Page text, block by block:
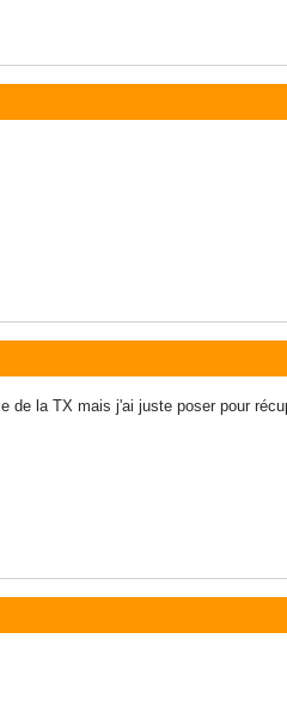
de la TX mais j'ai juste poser pour